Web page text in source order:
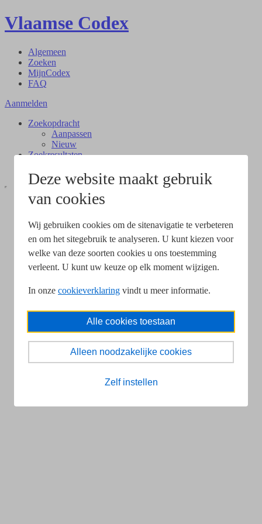
Deze website maakt gebruik
van cookies
Wij gebruiken cookies om de sitenavigatie te verbeteren
en om het sitegebruik te analyseren. U kunt kiezen voor
welke van deze soorten cookies u ons toestemming
verleent. U kunt uw keuze op elk moment wijzigen.
In onze cookieverklaring vindt u meer informatie.
Alle cookies toestaan
Alleen noodzakelijke cookies
Zelf instellen
Vlaamse Codex
Algemeen
Zoeken
MijnCodex
FAQ
Aanmelden
Zoekopdracht
Aanpassen
Nieuw
Zoekresultaten